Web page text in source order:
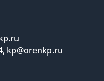
kp@orenkp.ru